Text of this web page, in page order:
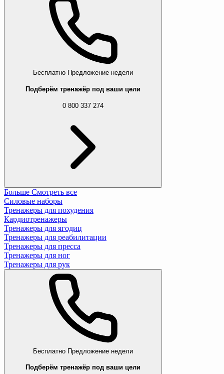
Бесплатно Предложение недели
Подберём тренажёр под ваши цели
0 800 337 274
Больше Смотреть все
Силовые наборы
Тренажеры для похудения
Кардиотренажеры
Тренажеры для ягодиц
Тренажеры для реабилитации
Тренажеры для пресса
Тренажеры для ног
Тренажеры для рук
Бесплатно Предложение недели
Подберём тренажёр под ваши цели